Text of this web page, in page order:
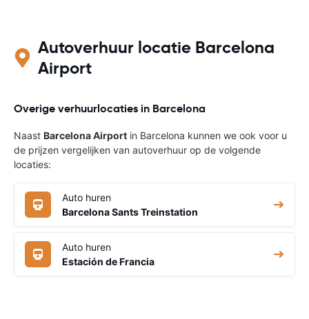
Autoverhuur locatie Barcelona
Airport
Overige verhuurlocaties in Barcelona
Naast Barcelona Airport in Barcelona kunnen we ook voor u
de prijzen vergelijken van autoverhuur op de volgende
locaties:
Auto huren
Barcelona Sants Treinstation
Auto huren
Estación de Francia